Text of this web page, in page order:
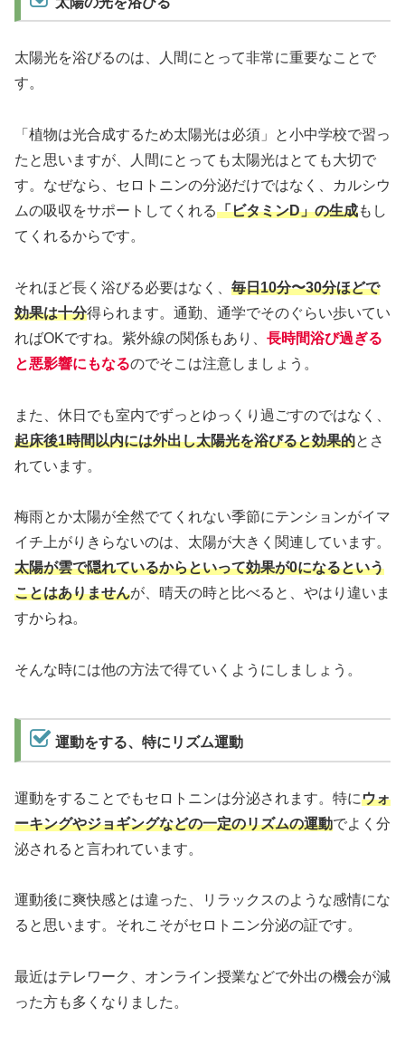
太陽光を浴びるのは、人間にとって非常に重要なことで
す。
「植物は光合成するため太陽光は必須」と小中学校で習っ
たと思いますが、人間にとっても太陽光はとても大切で
す。なぜなら、セロトニンの分泌だけではなく、カルシウ
ムの吸収をサポートしてくれる「ビタミンD」の生成もし
てくれるからです。
それほど長く浴びる必要はなく、 毎日10分〜30分ほどで
効果は十分得られます。通勤、通学でそのぐらい歩いてい
ればOKですね。紫外線の関係もあり、 長時間浴び過ぎる
と悪影響にもなるのでそこは注意しましょう。
また、休日でも室内でずっとゆっくり過ごすのではなく、
起床後1時間以内には外出し太陽光を浴びると効果的とさ
れています。
梅雨とか太陽が全然でてくれない季節にテンションがイマ
イチ上がりきらないのは、太陽が大きく関連しています。
太陽が雲で隠れているからといって効果が0になるという
ことはありませんが、晴天の時と比べると、やはり違いま
すからね。
そんな時には他の方法で得ていくようにしましょう。
運動をする、特にリズム運動
運動をすることでもセロトニンは分泌されます。特にウォ
ーキングやジョギングなどの一定のリズムの運動でよく分
泌されると言われています。
運動後に爽快感とは違った、リラックスのような感情にな
ると思います。それこそがセロトニン分泌の証です。
最近はテレワーク、オンライン授業などで外出の機会が減
った方も多くなりました。